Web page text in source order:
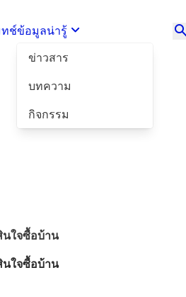
ช์ข้อมูลน่ารู้
ข่าวสาร
บทความ
กิจกรรม
นใจซื้อบ้าน
นใจซื้อบ้าน